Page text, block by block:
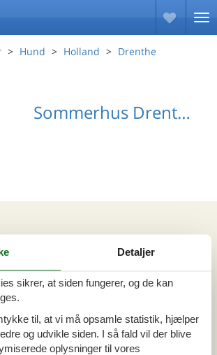
Hund Holland Drenthe
Sommerhus Drenthe med hund
Detaljer
sikrer, at siden fungerer, og de kan
til, at vi må opsamle statistik, hjælper
og udvikle siden. I så fald vil der blive
oplysninger til vores